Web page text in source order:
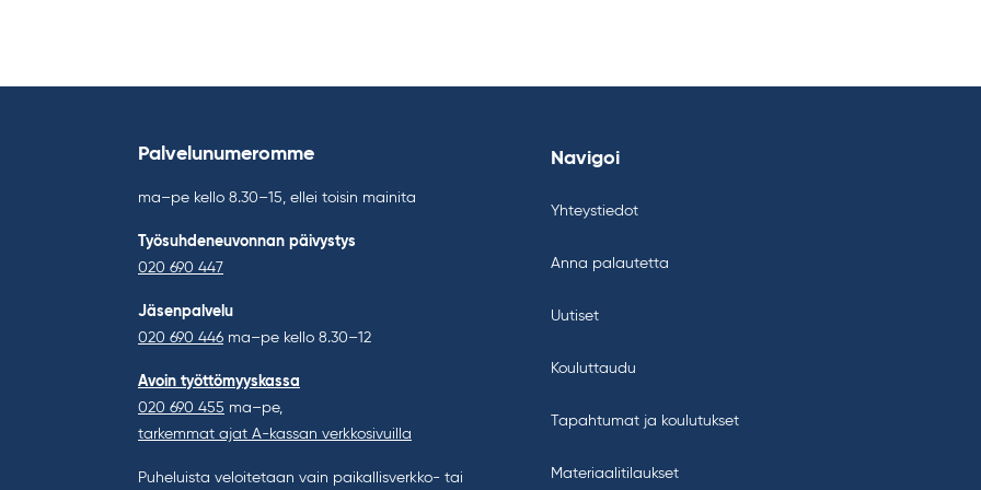
Palvelunumeromme
ma–pe kello 8.30–15, ellei toisin mainita
Työsuhdeneuvonnan päivystys
020 690 447
Jäsenpalvelu
020 690 446 ma–pe kello 8.30–12
Avoin työttömyyskassa
020 690 455 ma–pe,
tarkemmat ajat A-kassan verkkosivuilla
Puheluista veloitetaan vain paikallisverkko- tai
Navigoi
Yhteystiedot
Anna palautetta
Uutiset
Kouluttaudu
Tapahtumat ja koulutukset
Materiaalitilaukset